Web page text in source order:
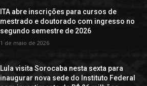
ITA abre inscrições para cursos de
mestrado e doutorado com ingresso no
segundo semestre de 2026
1 de maio de 2026
Lula visita Sorocaba nesta sexta para
inaugurar nova sede do Instituto Federal